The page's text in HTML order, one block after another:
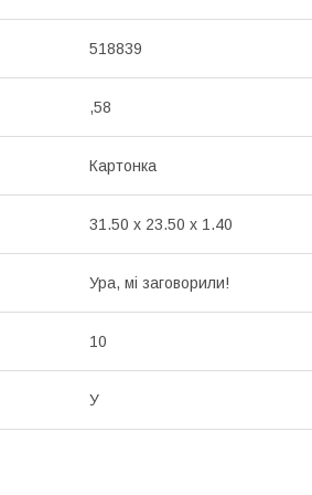
518839
,58
Картонка
31.50 x 23.50 x 1.40
Ура, мі заговорили!
10
У